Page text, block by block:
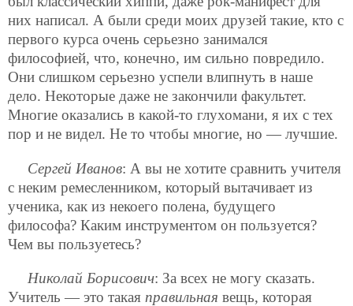
них написал. А были среди моих друзей такие, кто с
первого курса очень серьезно занимался
философией, что, конечно, им сильно повредило.
Они слишком серьезно успели влипнуть в наше
дело. Некоторые даже не закончили факультет.
Многие оказались в какой-то глухомани, я их с тех
пор и не видел. Не то чтобы многие, но — лучшие.
Сергей Иванов: А вы не хотите сравнить учителя
с неким ремесленником, который вытачивает из
ученика, как из некоего полена, будущего
философа? Каким инструментом он пользуется?
Чем вы пользуетесь?
Николай Борисович: За всех не могу сказать.
Учитель — это такая правильная вещь, которая